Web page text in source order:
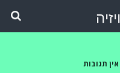
אין תגובות